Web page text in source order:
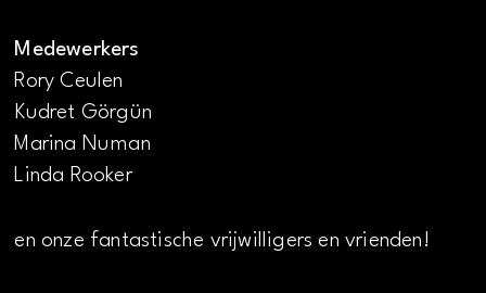
Medewerkers
Rory Ceulen
Kudret Görgün
Marina Numan
Linda Rooker
en onze fantastische vrijwilligers en vrienden!